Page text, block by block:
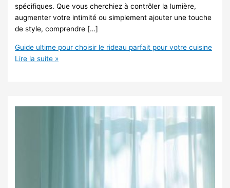
spécifiques. Que vous cherchiez à contrôler la lumière,
augmenter votre intimité ou simplement ajouter une touche
de style, comprendre […]
Guide ultime pour choisir le rideau parfait pour votre cuisine
Lire la suite »